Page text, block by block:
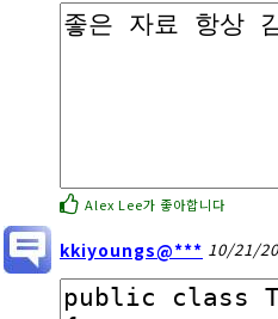
Alex Lee가 좋아합니다
kkiyoungs@*** 10/21/